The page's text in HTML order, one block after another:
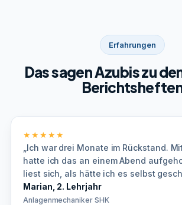
Erfahrungen
Das sagen Azubis zu
★★★★★
„Ich war drei Monate im Rückstand.
hatte ich das an einem Abend
liest sich, als hätte ich es selbst
Marian, 2. Lehrjahr
Anlagenmechaniker SHK